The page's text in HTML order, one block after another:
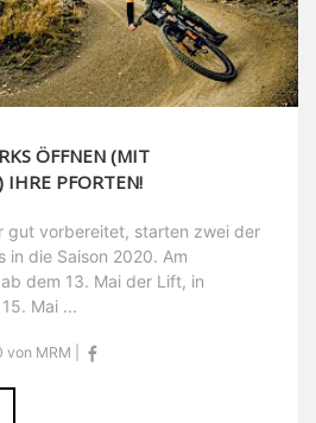
ÖFFNEN (MIT
IHRE PFORTEN!
gut vorbereitet, starten zwei der
in die Saison 2020. Am
dem 13. Mai der Lift, in
Mai ...
MRM |